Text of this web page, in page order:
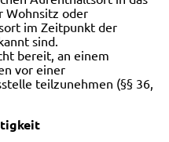
Wohnsitz oder
im Zeitpunkt der
sind.
bereit, an einem
vor einer
teilzunehmen (§§ 36,